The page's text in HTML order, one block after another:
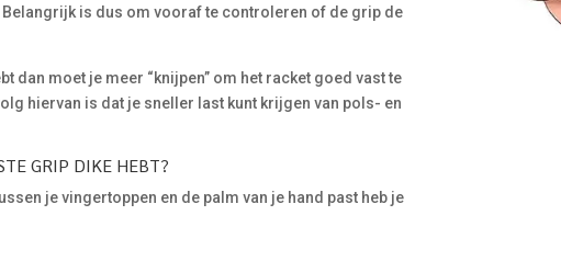
Belangrijk is dus om vooraf te controleren of de grip de
dan moet je meer “knijpen” om het racket goed vast te
hiervan is dat je sneller last kunt krijgen van pols- en
GRIP DIKE HEBT?
je vingertoppen en de palm van je hand past heb je